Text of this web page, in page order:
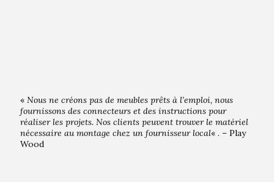
« Nous ne créons pas de meubles prêts à l’emploi, nous
fournissons des connecteurs et des instructions pour
réaliser les projets. Nos clients peuvent trouver le matériel
nécessaire au montage chez un fournisseur local« . – Play
Wood